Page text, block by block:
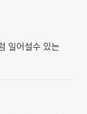
일어설수 있는